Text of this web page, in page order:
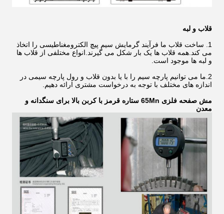
قلاب و لبه
1. ساخت قلاب ما فرآیند گرمایش سیم پیچ الکترومغناطیسی را اتخاذ
می کند.همه قلاب ها یک بار شکل می گیرند.انواع مختلفی از قلاب ها
و لبه ها موجود است.
2.ما می توانیم پارچه سیم را با یا بدون قلاب و رول پارچه سیمی در
اندازه های مختلف با توجه به درخواست مشتری ارائه دهیم.
مش صفحه فلزی 65Mn ستاره قرمز با کربن بالا برای سنگدانه و
معدن